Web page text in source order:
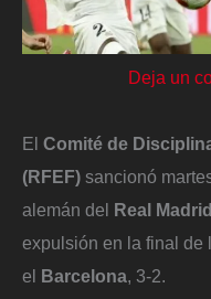
Deja un
El Comité de
(RFEF) sancionó
alemán del Real
expulsión en la final de l
el Barcelona, 3-2.